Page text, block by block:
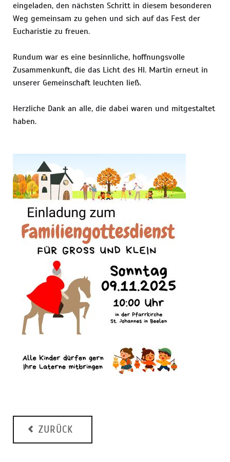
eingeladen, den nächsten Schritt in diesem besonderen
Weg gemeinsam zu gehen und sich auf das Fest der
Eucharistie zu freuen.
Rundum war es eine besinnliche, hoffnungsvolle
Zusammenkunft, die das Licht des Hl. Martin erneut in
unserer Gemeinschaft leuchten ließ.
Herzliche Dank an alle, die dabei waren und mitgestaltet
haben.
ZURÜCK